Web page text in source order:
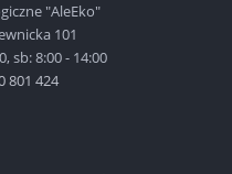
"AleEko"
101
sb: 8:00 - 14:00
801 424